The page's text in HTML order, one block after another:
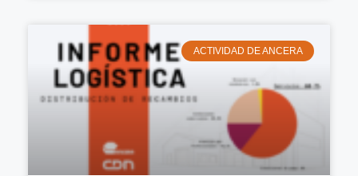
ACTIVIDAD DE ANCERA